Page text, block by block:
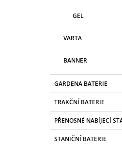
GEL
VARTA
BANNER
GARDENA BATERIE
TRAKČNÍ BATERIE
PŘENOSNÉ NABÍJECÍ
STANIČNÍ BATERIE